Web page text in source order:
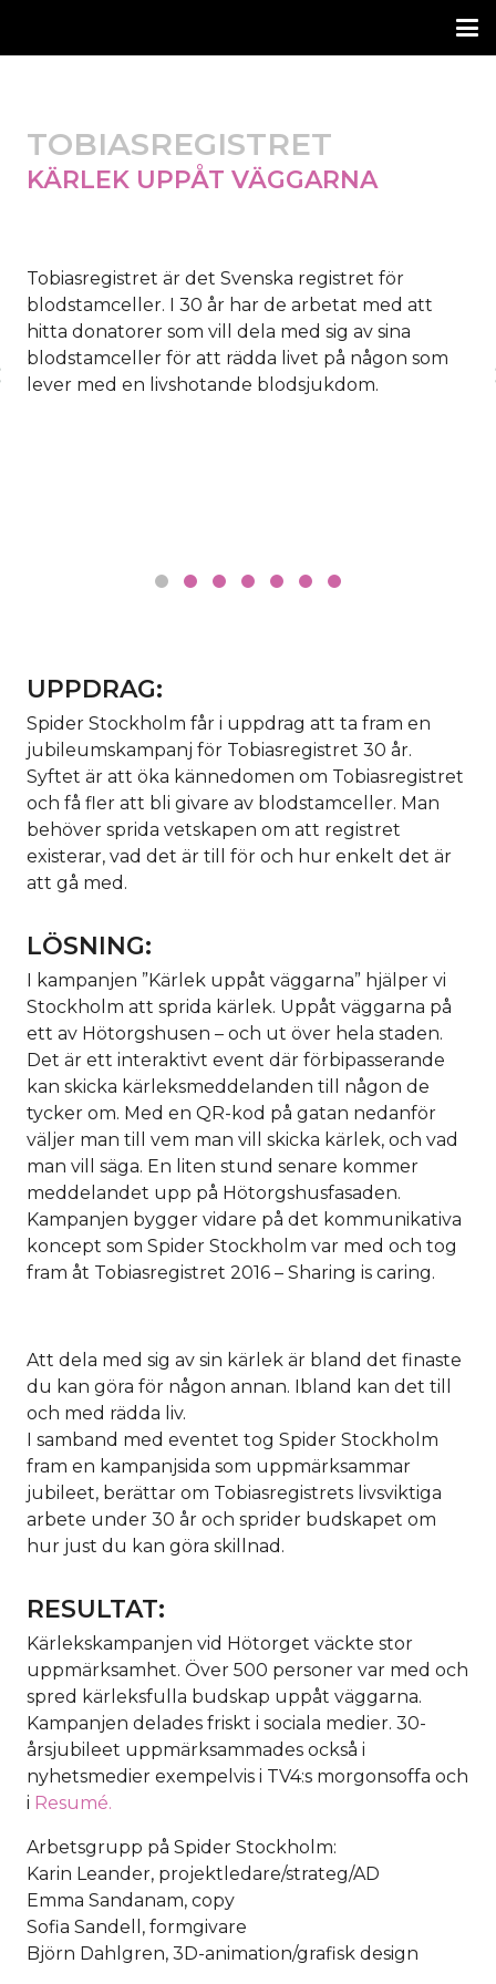
TOBIASREGISTRET
KÄRLEK UPPÅT VÄGGARNA
Tobiasregistret är det Svenska registret för
blodstamceller. I 30 år har de arbetat med att
hitta donatorer som vill dela med sig av sina
blodstamceller för att rädda livet på någon som
lever med en livshotande blodsjukdom.
UPPDRAG:
Spider Stockholm får i uppdrag att ta fram en
jubileumskampanj för Tobiasregistret 30 år.
Syftet är att öka kännedomen om Tobiasregistret
och få fler att bli givare av blodstamceller. Man
behöver sprida vetskapen om att registret
existerar, vad det är till för och hur enkelt det är
att gå med.
LÖSNING:
I kampanjen ”Kärlek uppåt väggarna” hjälper vi
Stockholm att sprida kärlek. Uppåt väggarna på
ett av Hötorgshusen – och ut över hela staden.
Det är ett interaktivt event där förbipasserande
kan skicka kärleksmeddelanden till någon de
tycker om. Med en QR-kod på gatan nedanför
väljer man till vem man vill skicka kärlek, och vad
man vill säga. En liten stund senare kommer
meddelandet upp på Hötorgshusfasaden.
Kampanjen bygger vidare på det kommunikativa
koncept som Spider Stockholm var med och tog
fram åt Tobiasregistret 2016 – Sharing is caring.
Att dela med sig av sin kärlek är bland det finaste
du kan göra för någon annan. Ibland kan det till
och med rädda liv.
I samband med eventet tog Spider Stockholm
fram en kampanjsida som uppmärksammar
jubileet, berättar om Tobiasregistrets livsviktiga
arbete under 30 år och sprider budskapet om
hur just du kan göra skillnad.
RESULTAT:
Kärlekskampanjen vid Hötorget väckte stor
uppmärksamhet. Över 500 personer var med och
spred kärleksfulla budskap uppåt väggarna.
Kampanjen delades friskt i sociala medier. 30-
årsjubileet uppmärksammades också i
nyhetsmedier exempelvis i TV4:s morgonsoffa och
i Resumé.
Arbetsgrupp på Spider Stockholm:
Karin Leander, projektledare/strateg/AD
Emma Sandanam, copy
Sofia Sandell, formgivare
Björn Dahlgren, 3D-animation/grafisk design